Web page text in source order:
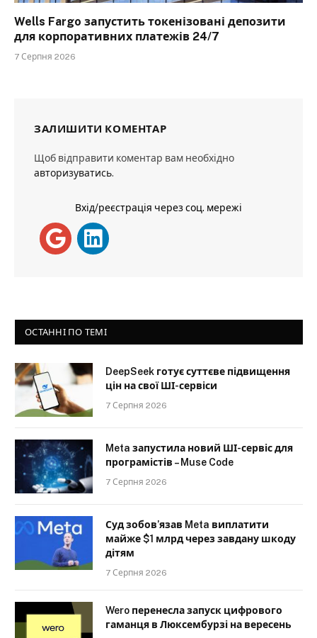
Wells Fargo запустить токенізовані депозити
для корпоративних платежів 24/7
7 Серпня 2026
ЗАЛИШИТИ КОМЕНТАР
Щоб відправити коментар вам необхідно
авторизуватись.
Вхід/реєстрація через соц. мережі
ОСТАННІ ПО ТЕМІ
DeepSeek готує суттєве підвищення
цін на свої ШІ-сервіси
7 Серпня 2026
Meta запустила новий ШІ-сервіс для
програмістів – Muse Code
7 Серпня 2026
Суд зобов’язав Meta виплатити
майже $1 млрд через завдану шкоду
дітям
7 Серпня 2026
Wero перенесла запуск цифрового
гаманця в Люксембурзі на вересень